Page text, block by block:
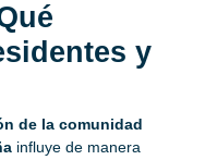
y
de la comunidad
influye de manera